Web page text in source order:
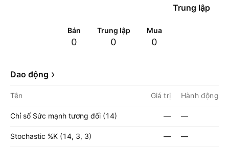
Trung lập
Bán
0
Trung lập
0
Mua
0
Dao động
Tên Giá trị Hành động
Chỉ số Sức mạnh tương đối (14) — —
Stochastic %K (14, 3, 3) — —